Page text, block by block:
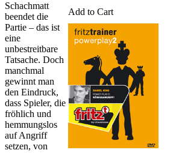
Add to Cart
Schachmatt
beendet die
Partie – das ist
eine
unbestreitbare
Tatsache. Doch
manchmal
gewinnt man
den Eindruck,
dass Spieler, die
fröhlich und
hemmungslos
auf Angriff
setzen, von